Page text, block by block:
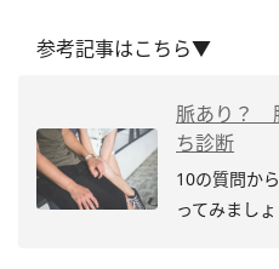
参考記事はこちら▼
脈あり？
ち診断
10の質問か
ってみましょ